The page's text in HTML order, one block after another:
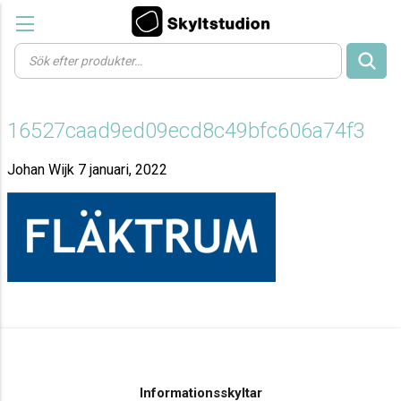
Products
search
16527caad9ed09ecd8c49bfc606a74f3
Johan Wijk 7 januari, 2022
Informationsskyltar